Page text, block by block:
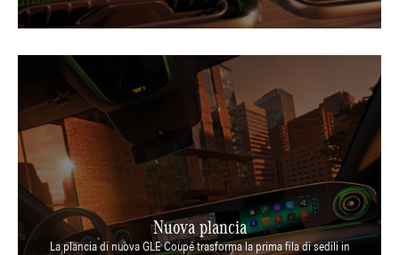
Nuova plancia
La plancia di nuova GLE Coupé trasforma la prima fila di sedili in